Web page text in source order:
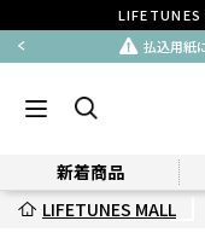
LIFETUNES
払込用紙
新着商品
LIFETUNES MALL